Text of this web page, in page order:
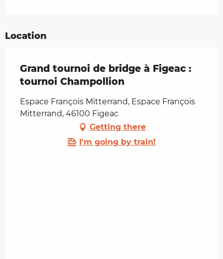
Location
Grand tournoi de bridge à Figeac :
tournoi Champollion
Espace François Mitterrand, Espace François
Mitterrand, 46100 Figeac
Getting there
I'm going by train!